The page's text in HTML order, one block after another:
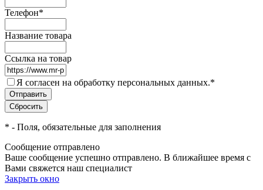
Телефон*
Название товара
Ссылка на товар
Я согласен на обработку персональных данных.*
* - Поля, обязательные для заполнения
Сообщение отправлено
Ваше сообщение успешно отправлено. В ближайшее время с
Вами свяжется наш специалист
Закрыть окно